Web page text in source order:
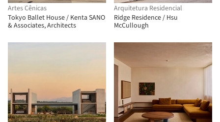
Artes Cênicas
Tokyo Ballet House / Kenta SANO
& Associates, Architects
Arquitetura Residencial
Ridge Residence / Hsu
McCullough